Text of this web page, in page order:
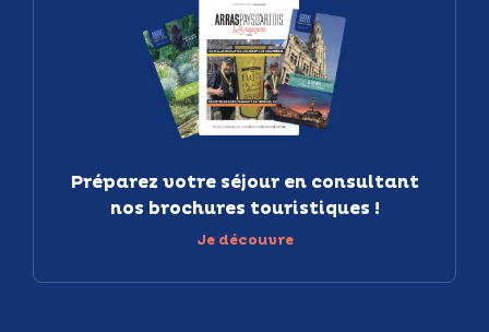
Préparez votre séjour en consultant
nos brochures touristiques !
Je découvre